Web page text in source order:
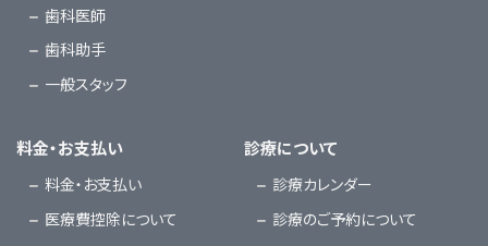
歯科医師
歯科助手
一般スタッフ
料金・お支払い
料金・お支払い
医療費控除について
診療について
診療カレンダー
診療のご予約について